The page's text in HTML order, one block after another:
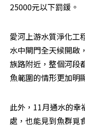
25000元以下罰鍰。
愛河上游水質淨化工
水中閘門全天候開啟
族路附近，整個河段
魚範圍的情形更加明
此外，11月通水的
處，也能見到魚群覓